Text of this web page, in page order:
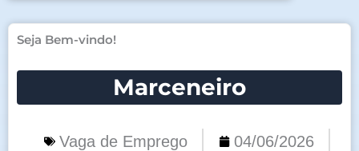
Seja Bem-vindo!
Marceneiro
Vaga de Emprego
04/06/2026